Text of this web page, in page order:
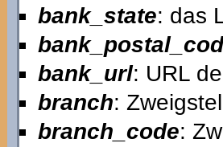
bank_state: das
bank_url: URL
branch:
branch_code: